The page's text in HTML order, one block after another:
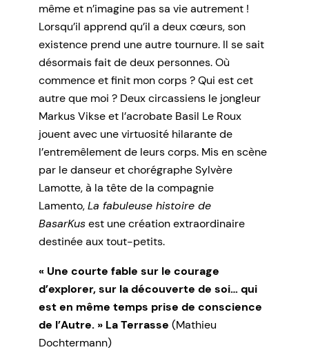
même et n’imagine pas sa vie autrement !
Lorsqu’il apprend qu’il a deux cœurs, son
existence prend une autre tournure. Il se sait
désormais fait de deux personnes. Où
commence et finit mon corps ? Qui est cet
autre que moi ? Deux circassiens le jongleur
Markus Vikse et l’acrobate Basil Le Roux
jouent avec une virtuosité hilarante de
l’entremêlement de leurs corps. Mis en scène
par le danseur et chorégraphe Sylvère
Lamotte, à la tête de la compagnie
Lamento,La fabuleuse histoire de
BasarKusest une création extraordinaire
destinée aux tout-petits.
« Une courte fable sur le courage
d’explorer, sur la découverte de soi… qui
est en même temps prise de conscience
de l’Autre. » La Terrasse (Mathieu
Dochtermann)